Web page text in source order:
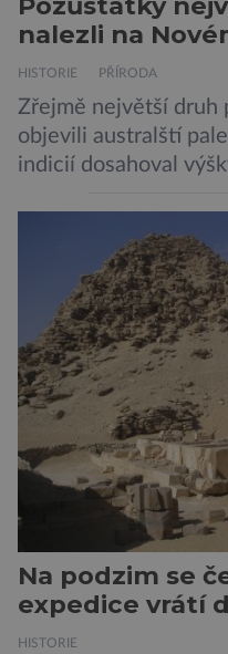
nalezli na
HISTORIE PŘÍRODA
Zřejmě největší druh
objevili australští
indicií dosahoval
pojmenování
jeho života je
miliony lety. „Nový
svými velkými
[…]
Na podzim se
expedice vrátí
HISTORIE